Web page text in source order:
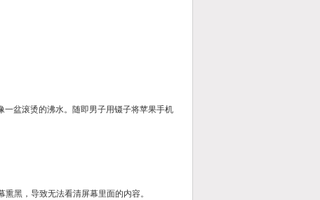
盆滚烫的沸水。随即男子用镊子将苹果手机
黑，导致无法看清屏幕里面的内容。